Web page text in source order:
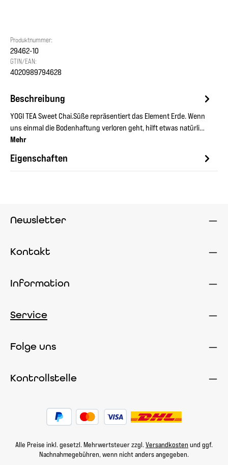
Produktnummer:
29462-10
GTIN/EAN:
4020989794628
Beschreibung
YOGI TEA Sweet Chai.Süße repräsentiert das Element Erde. Wenn
uns einmal die Bodenhaftung verloren geht, hilft etwas natürli…
Mehr
Eigenschaften
Newsletter
Kontakt
Information
Service
Folge uns
Kontrollstelle
Alle Preise inkl. gesetzl. Mehrwertsteuer zzgl. Versandkosten und ggf.
Nachnahmegebühren, wenn nicht anders angegeben.